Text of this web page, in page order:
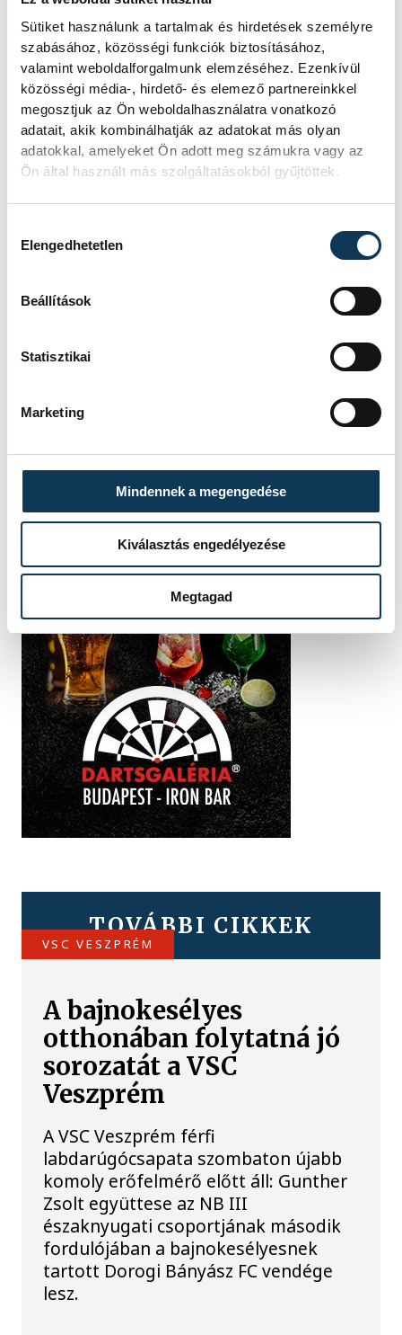
Sütiket használunk a tartalmak és hirdetések személyre
szabásához, közösségi funkciók biztosításához,
valamint weboldalforgalmunk elemzéséhez. Ezenkívül
közösségi média-, hirdető- és elemező partnereinkkel
megosztjuk az Ön weboldalhasználatra vonatkozó
adatait, akik kombinálhatják az adatokat más olyan
adatokkal, amelyeket Ön adott meg számukra vagy az
Ön által használt más szolgáltatásokból gyűjtöttek.
Elengedhetetlen
Beállítások
Statisztikai
Marketing
Mindennek a megengedése
Kiválasztás engedélyezése
Megtagad
SZERZŐ
vehir.hu
TOVÁBBI CIKKEK
VSC VESZPRÉM
A bajnokesélyes
otthonában folytatná jó
sorozatát a VSC
Veszprém
A VSC Veszprém férfi
labdarúgócsapata szombaton újabb
komoly erőfelmérő előtt áll: Gunther
Zsolt együttese az NB III
északnyugati csoportjának második
fordulójában a bajnokesélyesnek
tartott Dorogi Bányász FC vendége
lesz.